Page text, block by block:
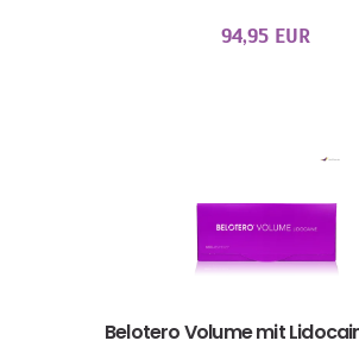
94,95 EUR
Belotero Volume mit